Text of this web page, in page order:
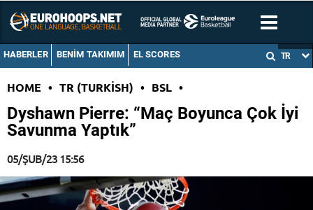
HABERLER BENIM TAKIMIM EL SCORES TR
HOME • TR (TURKISH) • BSL •
Dyshawn Pierre: “Maç Boyunca Çok İyi
Savunma Yaptık”
05/ŞUB/23 15:56